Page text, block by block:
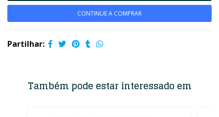
CONTINUE A COMPRAR
Partilhar:
Também pode estar interessado em